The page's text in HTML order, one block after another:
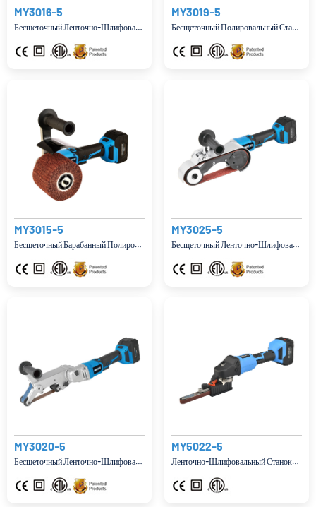
MY3016-5
Бесщеточный Ленточно-Шлифовальный Станок/полировальная Машина Постоянного Тока
MY3019-5
Бесщеточный Полировальный Станок Постоянного Тока Для Угловых Сварных Швов
MY3015-5 MY3025-5
Бесщеточный Ленточно-Шлифовальный Станок/полировальная Машина Постоянного Тока
MY3020-5
Бесщеточный Ленточно-Шлифовальный Станок/полировальная Машина Постоянного Тока
MY5022-5
Ленточно-Шлифовальный Станок/полировальный Станок Для Труб